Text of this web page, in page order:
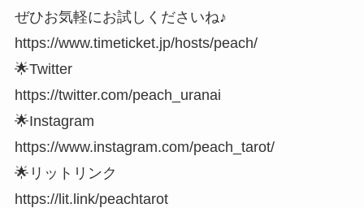
ぜひお気軽にお試しくださいね♪
https://www.timeticket.jp/hosts/peach/
🌟Twitter
https://twitter.com/peach_uranai
🌟Instagram
https://www.instagram.com/peach_tarot/
🌟リットリンク
https://lit.link/peachtarot